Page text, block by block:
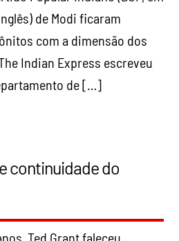
de Modi ficaram
com a dimensão dos
Indian Express escreveu
de […]
continuidade do
Ted Grant faleceu.